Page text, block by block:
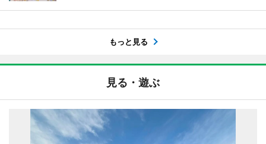
もっと見る
見る・遊ぶ